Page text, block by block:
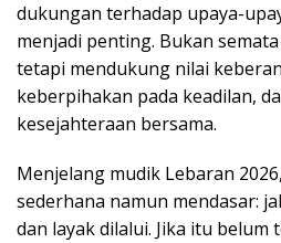
dukungan terhadap upaya-
menjadi penting. Bukan
tetapi mendukung nilai
keberpihakan pada keadilan,
kesejahteraan bersama.
Menjelang mudik Lebaran
sederhana namun mendasar:
dan layak dilalui. Jika itu belum